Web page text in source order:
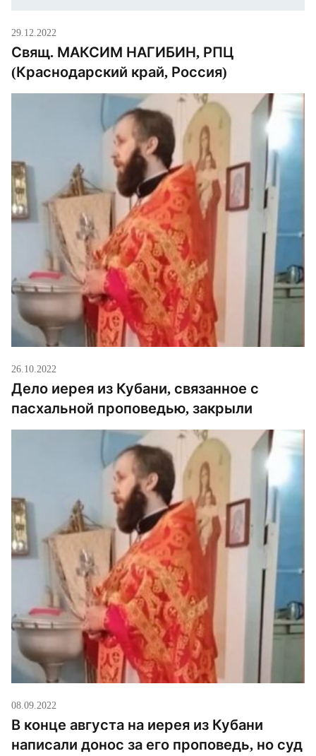
29.12.2022
Свящ. МАКСИМ НАГИБИН, РПЦ
(Краснодарский край, Россия)
26.10.2022
Дело иерея из Кубани, связанное с
пасхальной проповедью, закрыли
08.09.2022
В конце августа на иерея из Кубани
написали донос за его проповедь, но суд